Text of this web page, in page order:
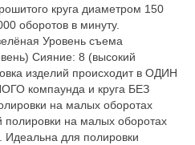
круга диаметром 150
оборотов в минуту.
Уровень съема
Сияние: 8 (высокий
изделий происходит в ОДИН
компаунда и круга БЕЗ
на малых оборотах
на малых оборотах
Идеальна для полировки